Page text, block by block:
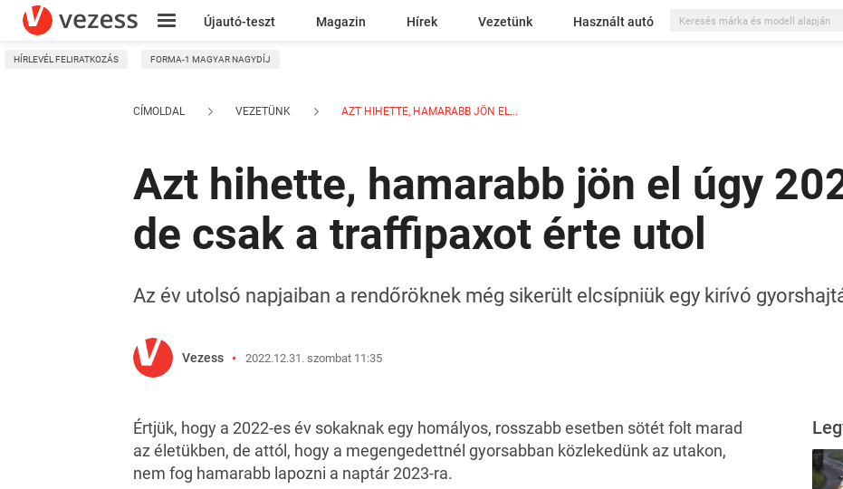
Újautó-teszt Magazin Hírek Vezetünk Használt autó
Kresz
HÍRLEVÉL FELIRATKOZÁS FORMA-1 MAGYAR NAGYDÍJ
CÍMOLDAL VEZETÜNK AZT HIHETTE, HAMARABB JÖN EL...
Azt hihette, hamarabb jön el úgy
de csak a traffipaxot érte utol
Az év utolsó napjaiban a rendőröknek még sikerült elcsípniük egy kirívó
Vezess 2022.12.31. szombat 11:35
Értjük, hogy a 2022-es év sokaknak egy homályos, rosszabb esetben sötét folt marad
az életükben, de attól, hogy a megengedettnél gyorsabban közlekedünk az utakon,
nem fog hamarabb lapozni a naptár 2023-ra.